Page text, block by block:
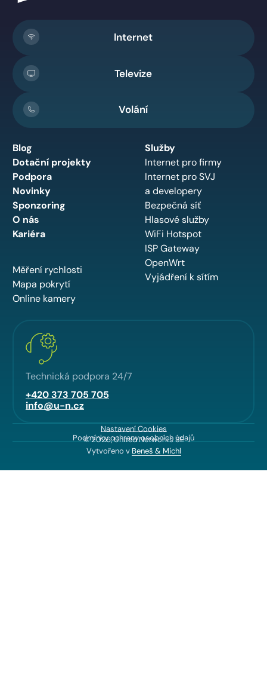
Internet
Televize
Volání
Blog
Dotační projekty
Podpora
Novinky
Sponzoring
O nás
Kariéra
Měření rychlosti
Mapa pokrytí
Online kamery
Služby
Internet pro firmy
Internet pro SVJ
a developery
Bezpečná síť
Hlasové služby
WiFi Hotspot
ISP Gateway
OpenWrt
Vyjádření k sítím
Technická podpora 24/7
+420 373 705 705
info@u-n.cz
Nastavení Cookies
Podmínky ochrany osobních údajů
© 2026, United Networks SE
Vytvořeno v Beneš & Michl